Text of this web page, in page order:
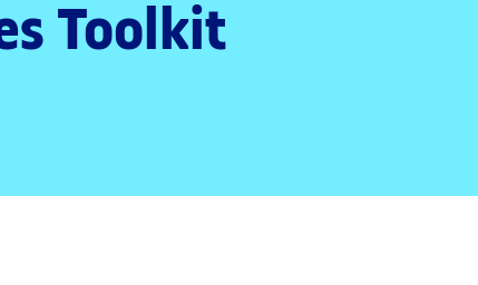
Toolkit